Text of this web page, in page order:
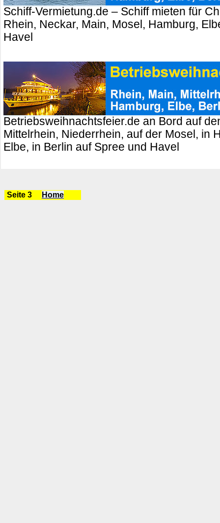
Schiff-Vermietung.de – Schiff mieten für
Rhein, Neckar, Main, Mosel, Hamburg,
Havel
Betriebsweihnachtsfeier.de an Bord auf
Mittelrhein, Niederrhein, auf der Mosel, in
Elbe, in Berlin auf Spree und Havel
Seite 3 Home